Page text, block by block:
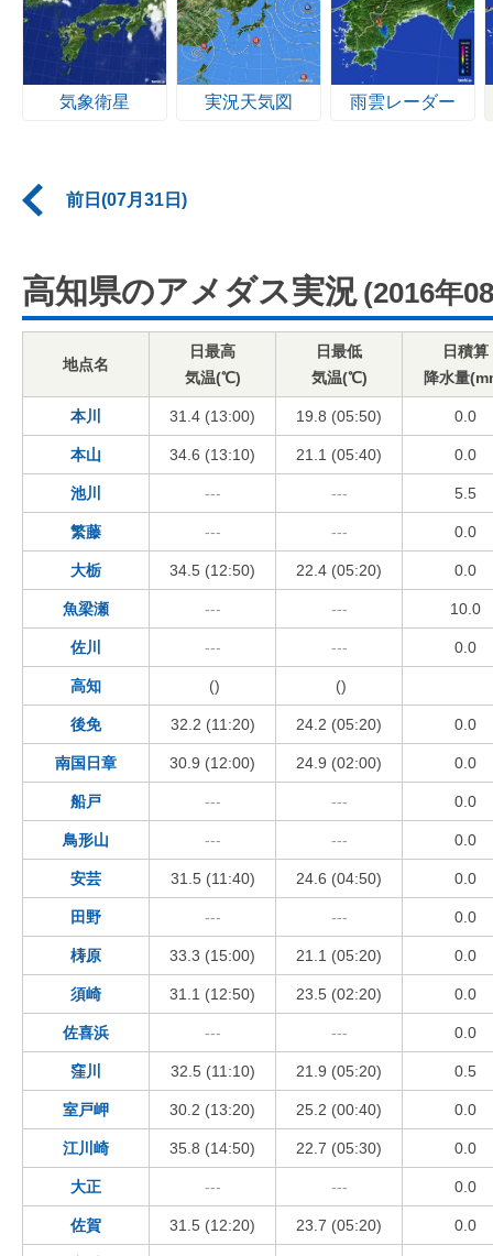
気象衛星 実況天気図 雨雲レーダー
前日(07月31日)
高知県のアメダス実況 (2016年
地点名
日最高
気温(℃)
日最低
気温(℃)
日積算
降水量
本川 31.4 (13:00) 19.8 (05:50) 0.0
本山 34.6 (13:10) 21.1 (05:40) 0.0
池川 --- --- 5.5
繁藤 --- --- 0.0
大栃 34.5 (12:50) 22.4 (05:20) 0.0
魚梁瀬 --- --- 10.0
佐川 --- --- 0.0
高知 () ()
後免 32.2 (11:20) 24.2 (05:20) 0.0
南国日章 30.9 (12:00) 24.9 (02:00) 0.0
船戸 --- --- 0.0
鳥形山 --- --- 0.0
安芸 31.5 (11:40) 24.6 (04:50) 0.0
田野 --- --- 0.0
梼原 33.3 (15:00) 21.1 (05:20) 0.0
須崎 31.1 (12:50) 23.5 (02:20) 0.0
佐喜浜 --- --- 0.0
窪川 32.5 (11:10) 21.9 (05:20) 0.5
室戸岬 30.2 (13:20) 25.2 (00:40) 0.0
江川崎 35.8 (14:50) 22.7 (05:30) 0.0
大正 --- --- 0.0
佐賀 31.5 (12:20) 23.7 (05:20) 0.0